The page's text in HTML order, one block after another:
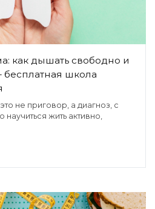
как дышать свободно и
школа
не приговор, а диагноз, с
жить активно,